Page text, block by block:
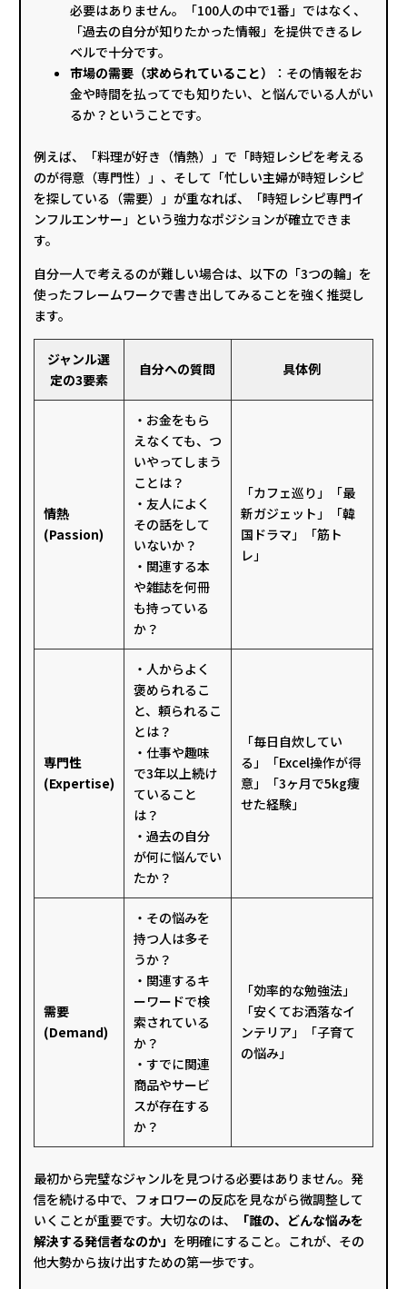
必要はありません。「100人の中で1番」ではなく、
「過去の自分が知りたかった情報」を提供できるレ
ベルで十分です。
市場の需要（求められていること）
：その情報をお
金や時間を払ってでも知りたい、と悩んでいる人がい
るか？ということです。
例えば、「料理が好き（情熱）」で「時短レシピを考える
のが得意（専門性）」、そして「忙しい主婦が時短レシピ
を探している（需要）」が重なれば、「時短レシピ専門イ
ンフルエンサー」という強力なポジションが確立できま
す。
自分一人で考えるのが難しい場合は、以下の「3つの輪」を
使ったフレームワークで書き出してみることを強く推奨し
ます。
ジャンル選
定の3要素
自分への質問 具体例
情熱
(Passion)
・お金をもら
えなくても、つ
いやってしまう
ことは？
・友人によく
その話をして
いないか？
・関連する本
や雑誌を何冊
も持っている
か？
「カフェ巡り」「最
新ガジェット」「韓
国ドラマ」「筋ト
レ」
専門性
(Expertise)
・人からよく
褒められるこ
と、頼られるこ
とは？
・仕事や趣味
で3年以上続け
ていること
は？
・過去の自分
が何に悩んでい
たか？
「毎日自炊してい
る」「Excel操作が得
意」「3ヶ月で5kg痩
せた経験」
需要
(Demand)
・その悩みを
持つ人は多そ
うか？
・関連するキ
ーワードで検
索されている
か？
・すでに関連
商品やサービ
スが存在する
か？
「効率的な勉強法」
「安くてお洒落なイ
ンテリア」「子育て
の悩み」
最初から完璧なジャンルを見つける必要はありません。発
信を続ける中で、フォロワーの反応を見ながら微調整して
いくことが重要です。大切なのは、
「誰の、どんな悩みを
解決する発信者なのか」 を明確にすること。これが、その
他大勢から抜け出すための第一歩です。